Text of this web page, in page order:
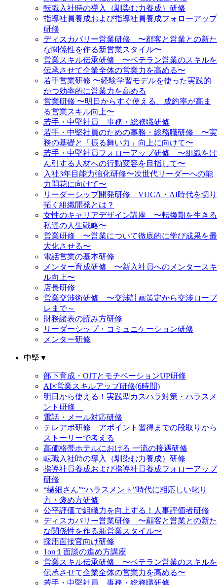
転職入社時の導入（馴染む力養成）研修
指導社員養成および指導社員養成フォローアップ
研修
ディスカバリー営業研修 〜顧客と営業との新た
な関係性を作る新営業スタイル〜
営業スキル伝承研修 〜ベテラン営業のスキルを
伝承させて企業全体の営業力を高める〜
若手営業研修 〜経験学習モデルを使った実践的
かつ効率的に営業力を高める
営業研修 〜明日からすぐ使える、成約率が高ま
る営業スキル向上〜
若手・中堅社員 事務・総務職研修
若手・中堅社員のための事務・総務職研修 〜実
務の基礎と「振る舞い力」向上に向けて〜
若手・中堅社員フォローアップ研修 〜組織をけ
ん引する人材への行動変容を目指して〜
入社3年目能力強化研修〜次世代リーダーへの能
力開花に向けて〜
リーダーシップ開発研修 VUCA・AI時代を切り
拓く組織開発とは？
女性のキャリアデザイン講座 〜転換期を生きる
私達の人生戦略〜
営業研修 〜営業について徹底的に学び成果を最
大化させる〜
電話営業の基本研修
メンター育成研修 〜新入社員へのメンタースキ
ル向上〜
店長研修
営業交渉術研修 〜交渉計画策定から交渉ロープ
レまで～
財務諸表の読み方研修
リーダーシップ・コミュニケーション研修
メンター研修
中堅 ▼
部下育成・OJTとモチベーションUP研修
AI×営業スキルアップ研修(6時間)
明日から使える！実践型カスハラ対策・ハラスメ
ント研修
電話・メール対応研修
テレアポ研修 アポイント習得までの段取りから
ストーリーで考える
高価格帯ホテルにおける 一流の接遇研修
転職入社時の導入（馴染む力養成）研修
指導社員養成および指導社員養成フォローアップ
研修
“繊細さん”“ハラスメント”時代に相応しい叱り
方・褒め方研修
公平評価で組織力を向上する！人事評価者研修
ディスカバリー営業研修 〜顧客と営業との新た
な関係性を作る新営業スタイル〜
採用面接官向け研修
1on１面談の進め方講座
営業スキル伝承研修 〜ベテラン営業のスキルを
伝承させて企業全体の営業力を高める〜
若手・中堅社員 事務・総務職研修